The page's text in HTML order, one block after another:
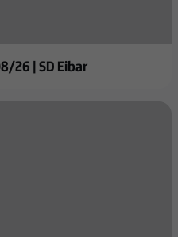
26 | SD Eibar